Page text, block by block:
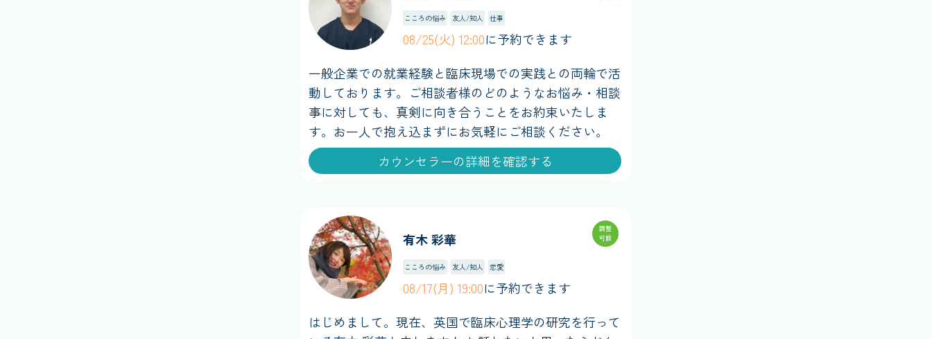
こころの悩み 友人/知人 仕事
08/25(火) 12:00に予約できます
一般企業での就業経験と臨床現場での実践との両輪で活
動しております。ご相談者様のどのようなお悩み・相談
事に対しても、真剣に向き合うことをお約束いたしま
す。お一人で抱え込まずにお気軽にご相談ください。
カウンセラーの詳細を確認する
有木 彩華
こころの悩み 友人/知人 恋愛
08/17(月) 19:00に予約できます
はじめまして。現在、英国で臨床心理学の研究を行って
調整
可能